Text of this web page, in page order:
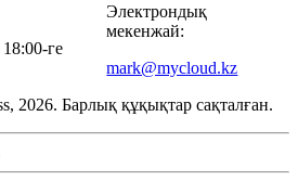
ге
Электрондық
мекенжай:
mark@mycloud.kz
2026. Барлық құқықтар сақталған.